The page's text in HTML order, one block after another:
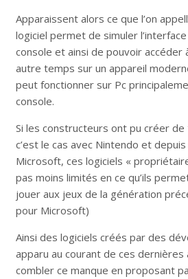
Apparaissent alors ce que l’on
logiciel permet de simuler l’interface
console et ainsi de pouvoir accéder
autre temps sur un appareil
peut fonctionner sur Pc
console.
Si les constructeurs ont pu créer
c’est le cas avec Nintendo et
Microsoft, ces logiciels «
pas moins limités en ce qu’ils
jouer aux jeux de la génération
pour Microsoft)
Ainsi des logiciels créés par des
apparu au courant de ces
combler ce manque en proposant